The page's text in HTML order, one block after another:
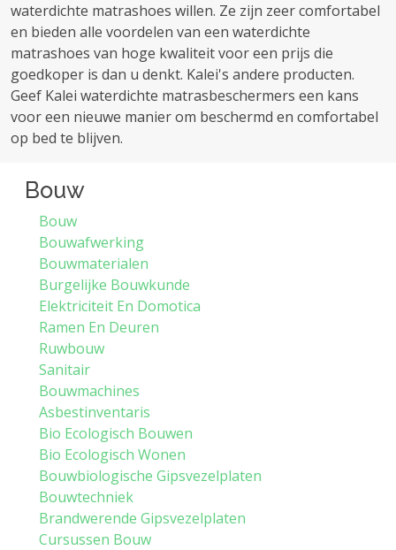
waterdichte matrashoes willen. Ze zijn zeer comfortabel
en bieden alle voordelen van een waterdichte
matrashoes van hoge kwaliteit voor een prijs die
goedkoper is dan u denkt. Kalei's andere producten.
Geef Kalei waterdichte matrasbeschermers een kans
voor een nieuwe manier om beschermd en comfortabel
op bed te blijven.
Bouw
Bouw
Bouwafwerking
Bouwmaterialen
Burgelijke Bouwkunde
Elektriciteit En Domotica
Ramen En Deuren
Ruwbouw
Sanitair
Bouwmachines
Asbestinventaris
Bio Ecologisch Bouwen
Bio Ecologisch Wonen
Bouwbiologische Gipsvezelplaten
Bouwtechniek
Brandwerende Gipsvezelplaten
Cursussen Bouw